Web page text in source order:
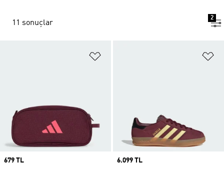
11 sonuçlar
2
Price
679 TL
Price
6.099 TL